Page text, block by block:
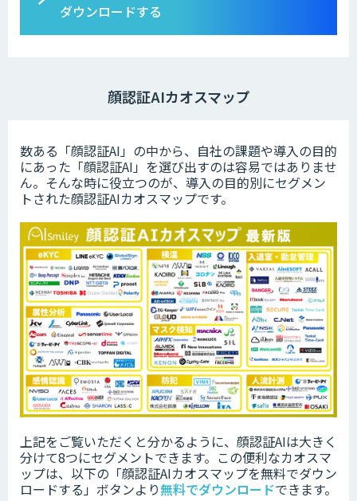
ダウンロードする
顔認証AIカオスマップ
数ある「顔認証AI」の中から、自社の課題や導入の目的
にあった「顔認証AI」を選び出すのは容易ではありませ
ん。そんな時に役立つのが、導入の目的別にセグメン
トされた顔認証AIカオスマップです。
上記をご覧いただくと分かるように、顔認証AIは大きく
分けて8つにセグメントできます。この便利なカオスマ
ップは、以下の「顔認証AIカオスマップを無料でダウン
ロードする」ボタンより無料でダウンロードできます。